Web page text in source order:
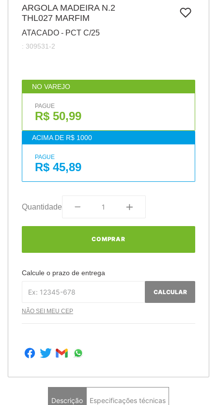
ARGOLA MADEIRA N.2
THL027 MARFIM
ATACADO - PCT C/25
: 309531-2
NO VAREJO
PAGUE
R$ 50,99
ACIMA DE R$ 1000
PAGUE
R$ 45,89
Quantidade
COMPRAR
Calcule o prazo de entrega
CALCULAR
NÃO SEI MEU CEP
Descrição Especificações técnicas
pincel